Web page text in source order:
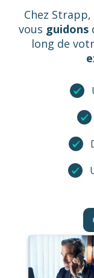
Chez Strapp,
vous guidons
long de